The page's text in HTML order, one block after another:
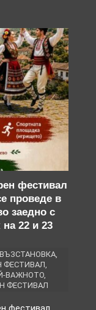
фестивал
проведе в
заедно с
на 22 и 23
ФЕСТИВАЛ
ВАЖНОТО,
ФЕСТИВАЛ